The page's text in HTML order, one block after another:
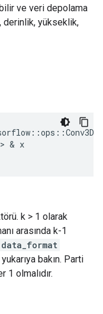
ve veri depolama
derinlik, yükseklik,
::ops ::
> & x
k > 1 olarak
arasında k-1
data_format
bakın. Parti
1 olmalıdır.